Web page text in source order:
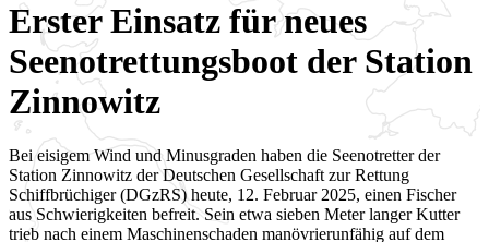
Erster Einsatz für neues
Seenotrettungsboot der Station
Zinnowitz
Bei eisigem Wind und Minusgraden haben die Seenotretter der
Station Zinnowitz der Deutschen Gesellschaft zur Rettung
Schiffbrüchiger (DGzRS) heute, 12. Februar 2025, einen Fischer
aus Schwierigkeiten befreit. Sein etwa sieben Meter langer Kutter
trieb nach einem Maschinenschaden manövrierunfähig auf dem